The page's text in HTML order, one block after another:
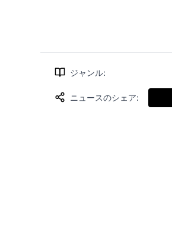
ジャンル:
ニュースのシェア: